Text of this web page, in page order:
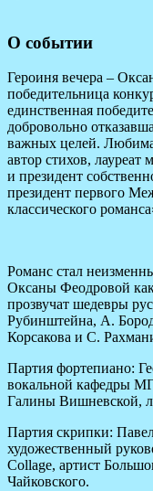
О событии
Героиня вечера –
победительница
единственная
добровольно
важных целей.
автор стихов,
и президент
президент первого
классического
Романс стал
Оксаны Феодровой
прозвучат шедевры
Рубинштейна, А.
Корсакова и С.
Партия фортепиано:
вокальной кафедры
Галины Вишневской,
Партия скрипки:
художественный
Collage, артист
Чайковского.